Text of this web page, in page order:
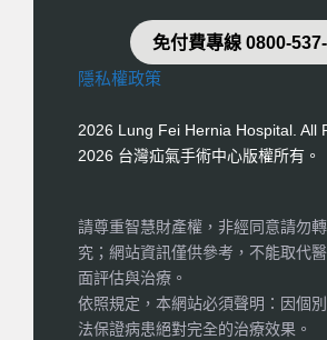
免付費專線 0800-
隱私權政策
2026 Lung Fei Hernia Hospital. All
2026 台灣疝氣手術中心版權所有。
請尊重智慧財產權，非經同意請勿
究；網站資訊僅供參考，不能取代
面評估與治療。
依照規定，本網站必須聲明：因個
法保證病患絕對完全的治療效果。